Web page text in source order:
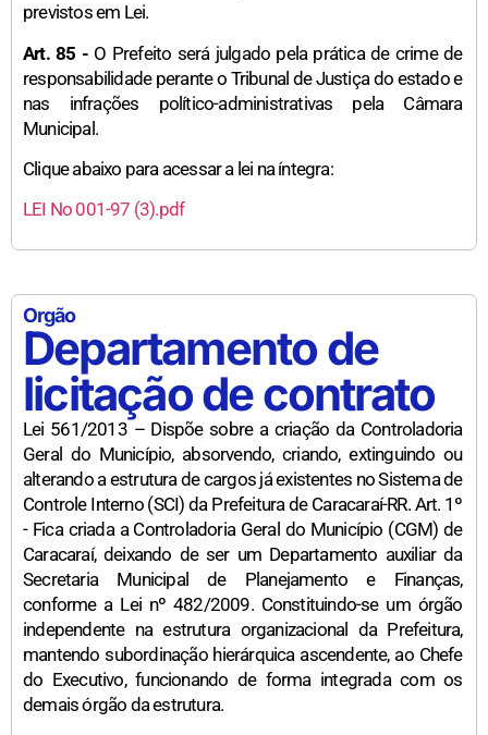
previstos em Lei.
Art. 85 -O Prefeito será julgado pela prática de crime de
responsabilidade perante o Tribunal de Justiça do estado e
nas infrações político-administrativas pela Câmara
Municipal.
Clique abaixo para acessar a lei na íntegra:
LEI No 001-97 (3).pdf
Orgão
Departamento de
licitação de contrato
Lei 561/2013 – Dispõe sobre a criação da Controladoria
Geral do Município, absorvendo, criando, extinguindo ou
alterando a estrutura de cargos já existentes no Sistema de
Controle Interno (SCI) da Prefeitura de Caracaraí-RR. Art. 1º
- Fica criada a Controladoria Geral do Município (CGM) de
Caracaraí, deixando de ser um Departamento auxiliar da
Secretaria Municipal de Planejamento e Finanças,
conforme a Lei nº 482/2009. Constituindo-se um órgão
independente na estrutura organizacional da Prefeitura,
mantendo subordinação hierárquica ascendente, ao Chefe
do Executivo, funcionando de forma integrada com os
demais órgão da estrutura.